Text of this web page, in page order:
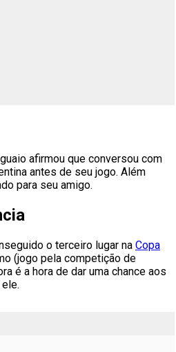
afirmou que conversou com
antes de seu jogo. Além
para seu amigo.
o terceiro lugar na Copa
(jogo pela competição de
é a hora de dar uma chance aos